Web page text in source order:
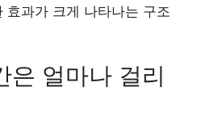
효과가 크게 나타나는 구조
은 얼마나 걸리